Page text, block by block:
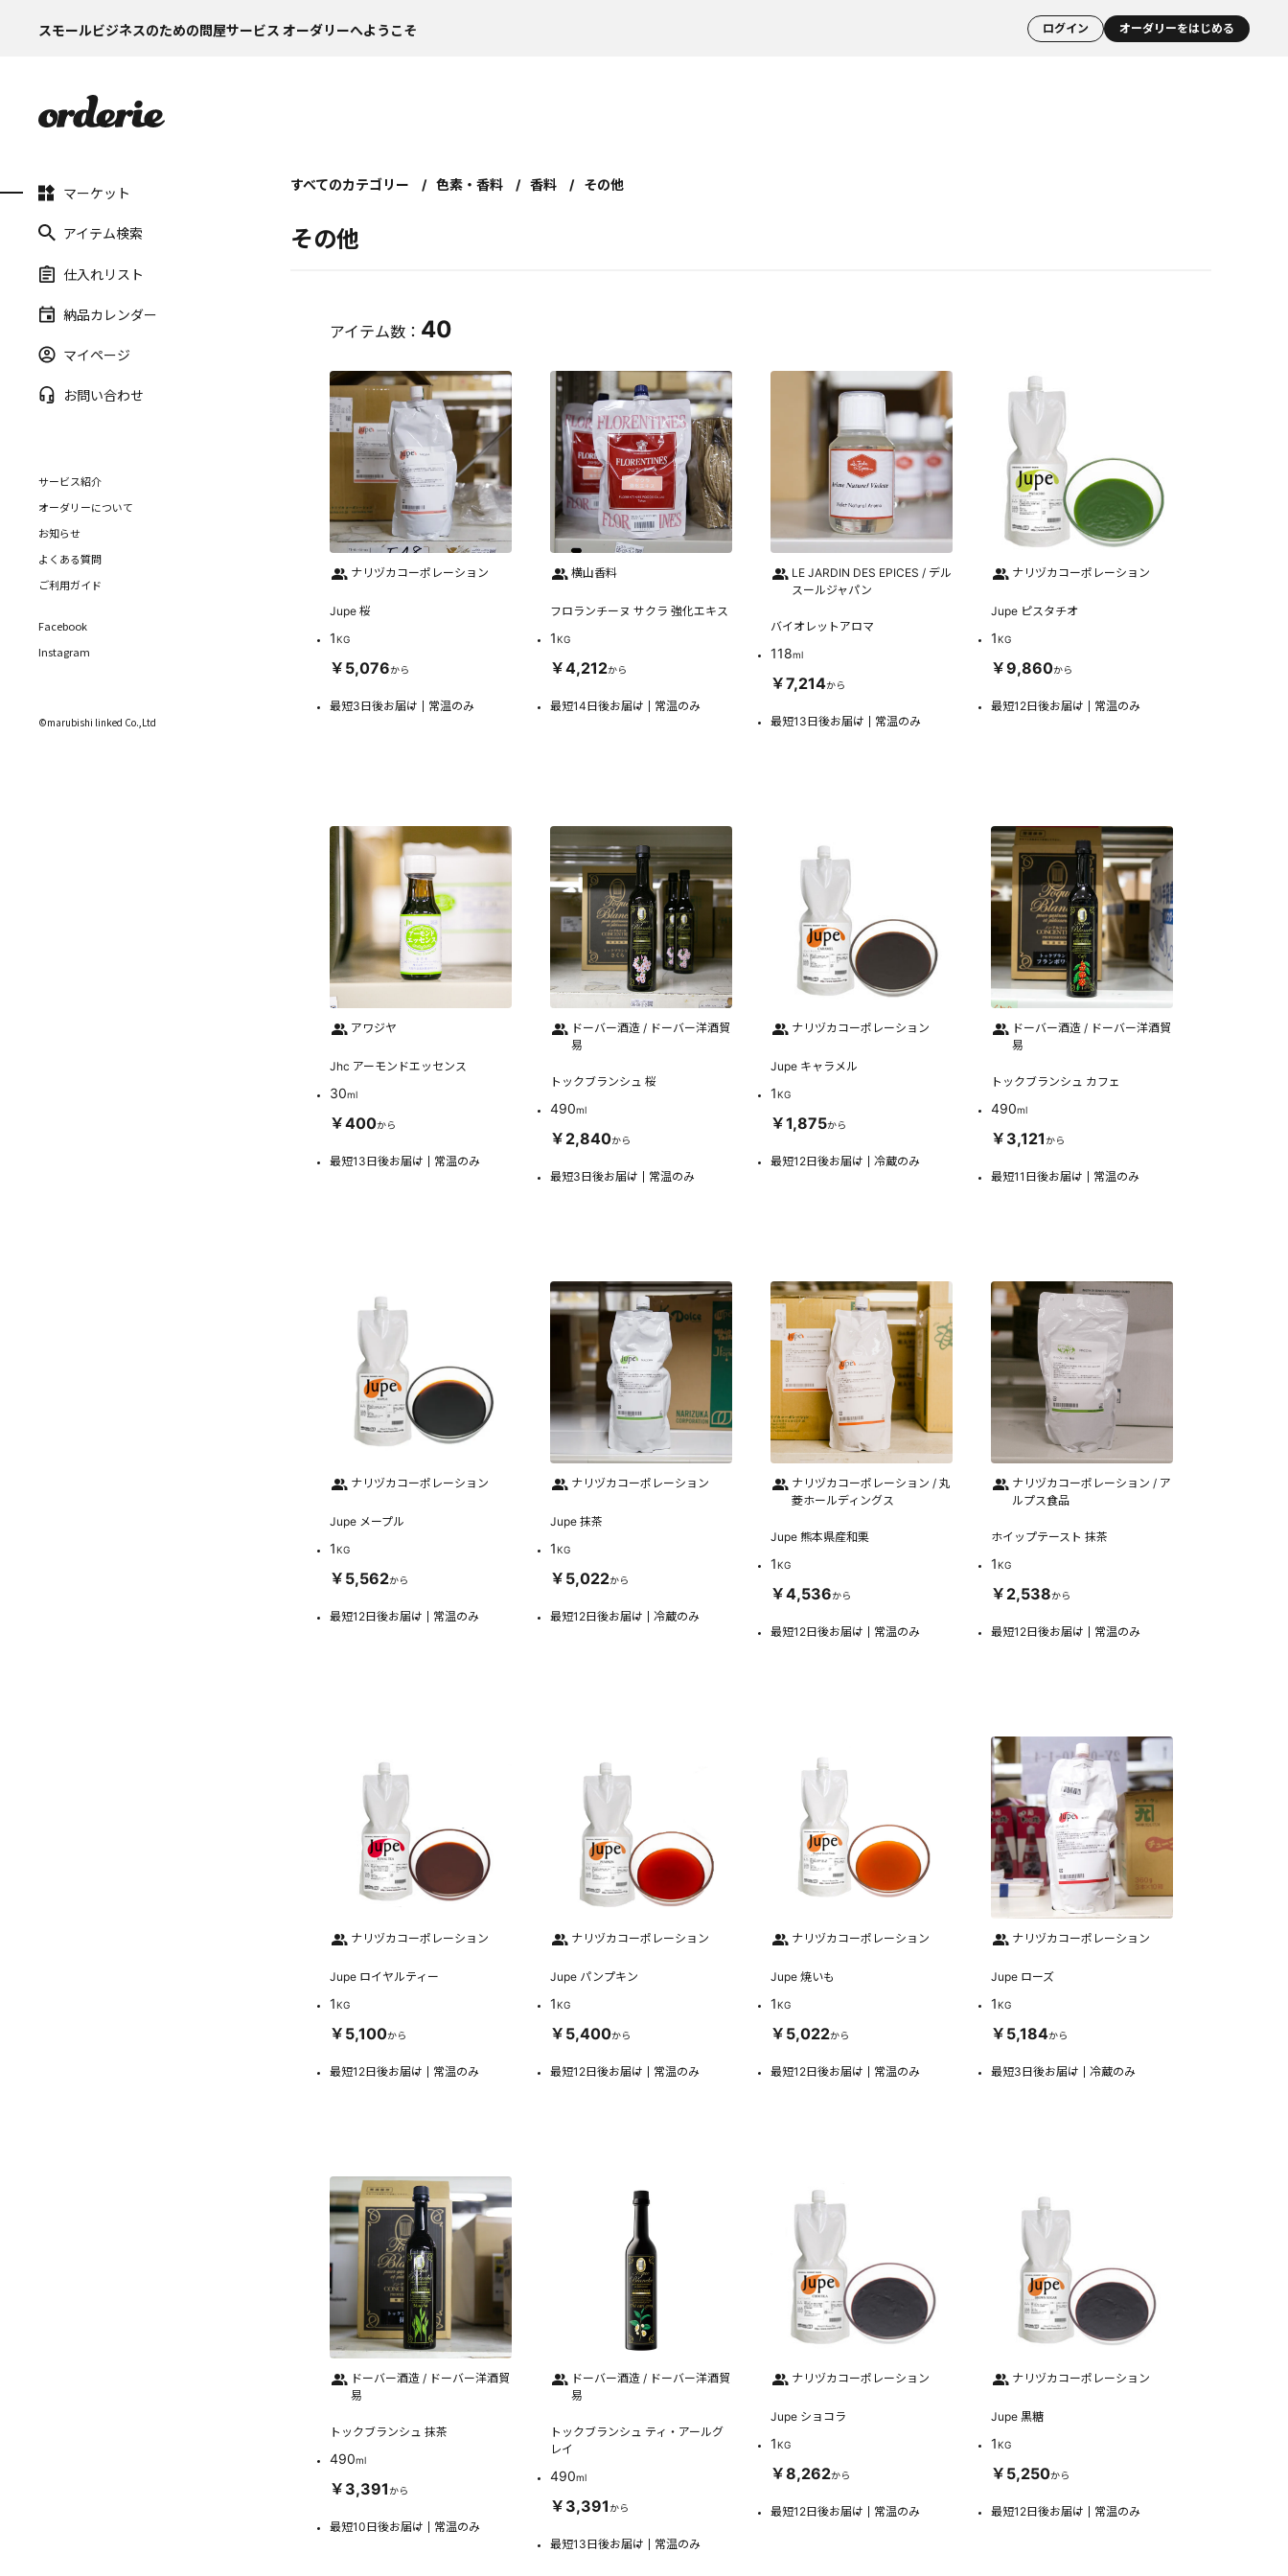
スモールビジネスのための問屋サービス オーダリーへようこそ ログイン オーダリーをはじめる
マーケット
アイテム検索
仕入れリスト
納品カレンダー
マイページ
お問い合わせ
サービス紹介
オーダリーについて
お知らせ
よくある質問
ご利用ガイド
Facebook
Instagram
©marubishi linked Co.,Ltd
すべてのカテゴリー 色素・香料 香料 その他
その他
アイテム数： 40
ナリヅカコーポレーション
Jupe 桜
1KG
￥5,076から
最短3日後お届け 常温のみ
横山香料
フロランチーヌ サクラ 強化エキス
1KG
￥4,212から
最短14日後お届け 常温のみ
LE JARDIN DES EPICES / デル
スールジャパン
バイオレットアロマ
118ml
￥7,214から
最短13日後お届け 常温のみ
ナリヅカコーポレーション
Jupe ピスタチオ
1KG
￥9,860から
最短12日後お届け 常温のみ
アワジヤ
Jhc アーモンドエッセンス
30ml
￥400から
最短13日後お届け 常温のみ
ドーバー酒造 / ドーバー洋酒貿
易
トックブランシュ 桜
490ml
￥2,840から
最短3日後お届け 常温のみ
ナリヅカコーポレーション
Jupe キャラメル
1KG
￥1,875から
最短12日後お届け 冷蔵のみ
ドーバー酒造 / ドーバー洋酒貿
易
トックブランシュ カフェ
490ml
￥3,121から
最短11日後お届け 常温のみ
ナリヅカコーポレーション
Jupe メープル
1KG
￥5,562から
最短12日後お届け 常温のみ
ナリヅカコーポレーション
Jupe 抹茶
1KG
￥5,022から
最短12日後お届け 冷蔵のみ
ナリヅカコーポレーション / 丸
菱ホールディングス
Jupe 熊本県産和栗
1KG
￥4,536から
最短12日後お届け 常温のみ
ナリヅカコーポレーション / ア
ルプス食品
ホイップテースト 抹茶
1KG
￥2,538から
最短12日後お届け 常温のみ
ナリヅカコーポレーション
Jupe ロイヤルティー
1KG
￥5,100から
最短12日後お届け 常温のみ
ナリヅカコーポレーション
Jupe パンプキン
1KG
￥5,400から
最短12日後お届け 常温のみ
ナリヅカコーポレーション
Jupe 焼いも
1KG
￥5,022から
最短12日後お届け 常温のみ
ナリヅカコーポレーション
Jupe ローズ
1KG
￥5,184から
最短3日後お届け 冷蔵のみ
ドーバー酒造 / ドーバー洋酒貿
易
トックブランシュ 抹茶
490ml
￥3,391から
最短10日後お届け 常温のみ
ドーバー酒造 / ドーバー洋酒貿
易
トックブランシュ ティ・アールグ
レイ
490ml
￥3,391から
最短13日後お届け 常温のみ
ナリヅカコーポレーション
Jupe ショコラ
1KG
￥8,262から
最短12日後お届け 常温のみ
ナリヅカコーポレーション
Jupe 黒糖
1KG
￥5,250から
最短12日後お届け 常温のみ